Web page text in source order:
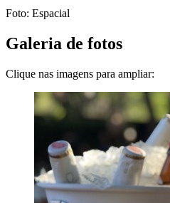
Foto: Espacial
Galeria de fotos
Clique nas imagens para ampliar: